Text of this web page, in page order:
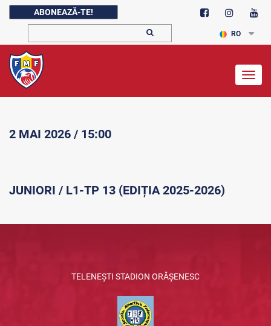
ABONEAZĂ-TE!
RO
2 MAI 2026 / 15:00
JUNIORI / L1-TP 13 (EDIȚIA 2025-2026)
TELENEȘTI STADION ORĂȘENESC